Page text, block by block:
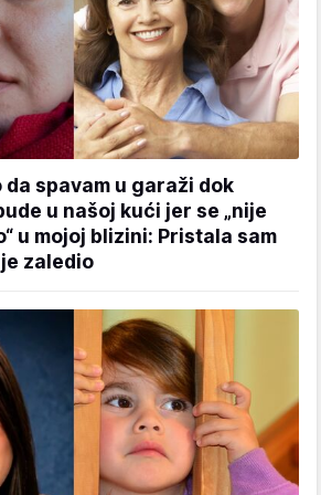
da spavam u garaži dok
u našoj kući jer se „nije
u mojoj blizini: Pristala sam
zaledio